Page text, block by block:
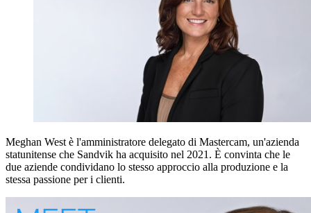
Meghan West è l'amministratore delegato di Mastercam, un'azienda
statunitense che Sandvik ha acquisito nel 2021. È convinta che le
due aziende condividano lo stesso approccio alla produzione e la
stessa passione per i clienti.